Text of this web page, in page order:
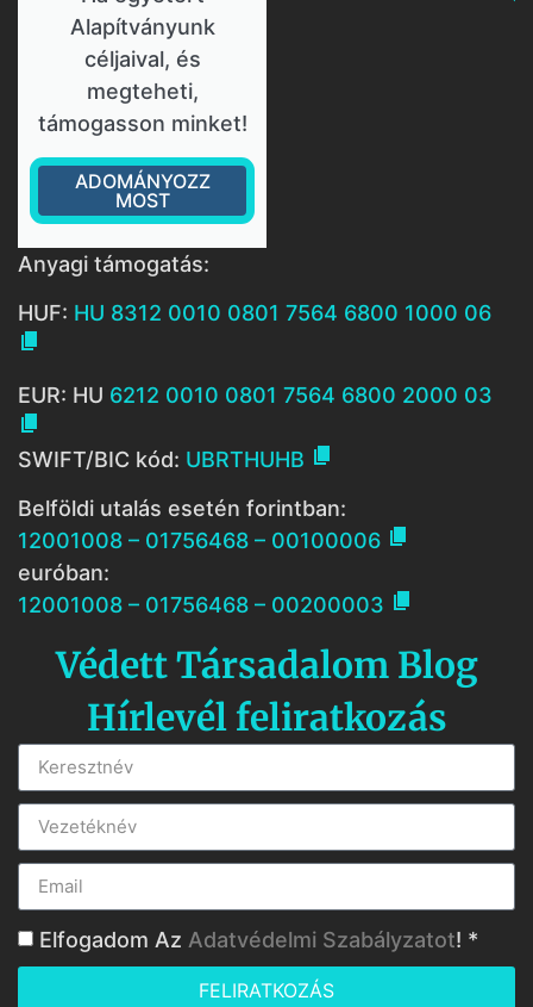
Alapítványunk
céljaival, és
megteheti,
támogasson minket!
ADOMÁNYOZZ
MOST
Anyagi támogatás:
HUF: HU 8312 0010 0801 7564 6800 1000 06

EUR: HU 6212 0010 0801 7564 6800 2000 03

SWIFT/BIC kód: UBRTHUHB 
Belföldi utalás esetén forintban:
12001008 – 01756468 – 00100006 
euróban:
12001008 – 01756468 – 00200003 
Védett Társadalom Blog
Hírlevél feliratkozás
Elfogadom Az Adatvédelmi Szabályzatot! *
FELIRATKOZÁS